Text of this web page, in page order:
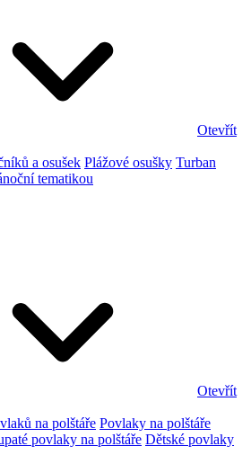
Otevřít
a osušek Plážové osušky Turban
tematikou
Otevřít
na polštáře Povlaky na polštáře
povlaky na polštáře Dětské povlaky